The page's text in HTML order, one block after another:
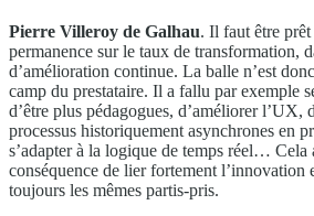
Pierre Villeroy de Galhau. Il faut être
permanence sur le taux de transformation,
d’amélioration continue. La balle n’est
camp du prestataire. Il a fallu par exemple
d’être plus pédagogues, d’améliorer l’UX,
processus historiquement asynchrones en
s’adapter à la logique de temps réel… Cela
conséquence de lier fortement l’innovation
toujours les mêmes partis-pris.